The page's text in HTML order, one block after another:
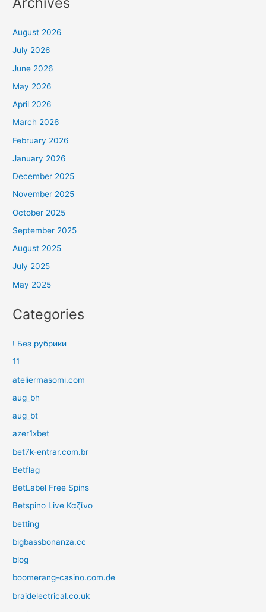
August 2026
July 2026
June 2026
May 2026
April 2026
March 2026
February 2026
January 2026
December 2025
November 2025
October 2025
September 2025
August 2025
July 2025
May 2025
Categories
! Без рубрики
11
ateliermasomi.com
aug_bh
aug_bt
azer1xbet
bet7k-entrar.com.br
Betflag
BetLabel Free Spins
Betspino Live Καζίνο
betting
bigbassbonanza.cc
blog
boomerang-casino.com.de
braidelectrical.co.uk